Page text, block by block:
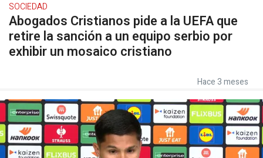
SOCIEDAD
Abogados Cristianos pide a la UEFA que
retire la sanción a un equipo serbio por
exhibir un mosaico cristiano
Hace 3 meses